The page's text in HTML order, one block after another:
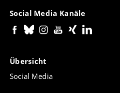
Social Media Kanäle
Übersicht
Social Media